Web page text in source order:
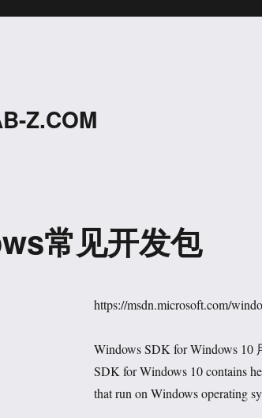
Z.COM
常见开发包
https://msdn.microsoft.com/
Windows SDK for Windows
SDK for Windows 10 contains
that run on Windows operating